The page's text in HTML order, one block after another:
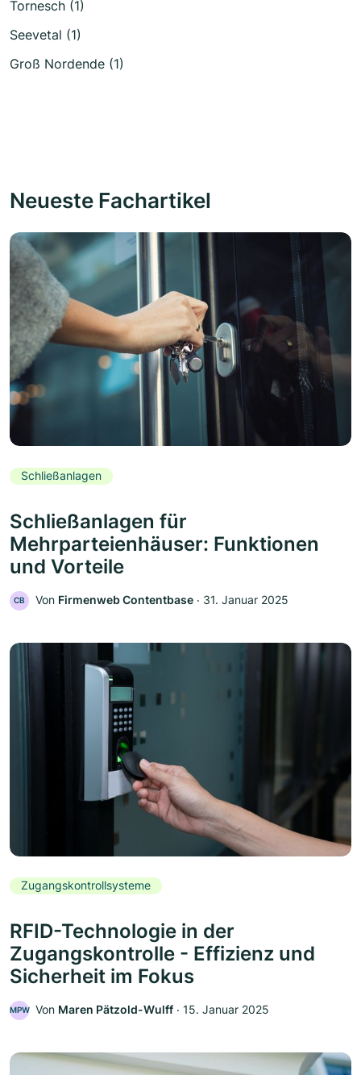
Tornesch (1)
Seevetal (1)
Groß Nordende (1)
Neueste Fachartikel
Schließanlagen
Schließanlagen für
Mehrparteienhäuser: Funktionen
und Vorteile
CB Von Firmenweb Contentbase ‧ 31. Januar 2025
Zugangskontrollsysteme
RFID-Technologie in der
Zugangskontrolle - Effizienz und
Sicherheit im Fokus
MPW Von Maren Pätzold-Wulff ‧ 15. Januar 2025